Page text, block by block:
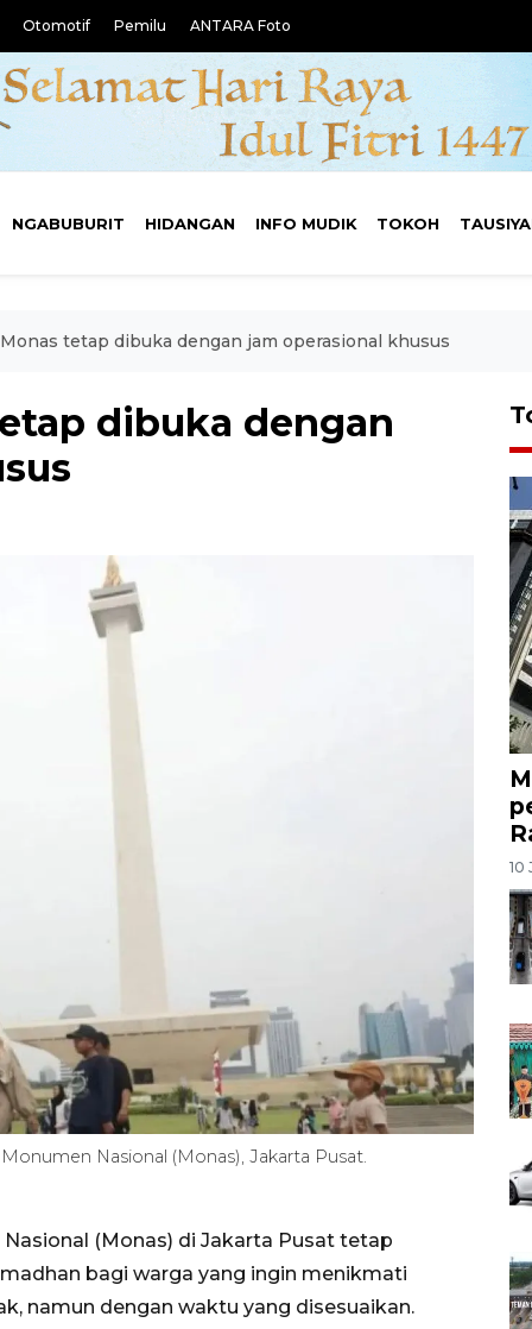
Otomotif Pemilu ANTARA Foto
NGABUBURIT HIDANGAN INFO MUDIK TOKOH
tetap dibuka dengan jam operasional khusus
dibuka dengan
Nasional (Monas), Jakarta Pusat.
(Monas) di Jakarta Pusat tetap
bagi warga yang ingin menikmati
namun dengan waktu yang disesuaikan.
10